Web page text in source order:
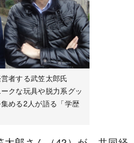
者する武笠太郎氏
クな玩具や脱力系グッ
める2人が語る「学歴